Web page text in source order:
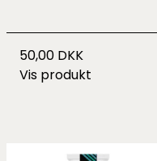
50,00 DKK
Vis produkt